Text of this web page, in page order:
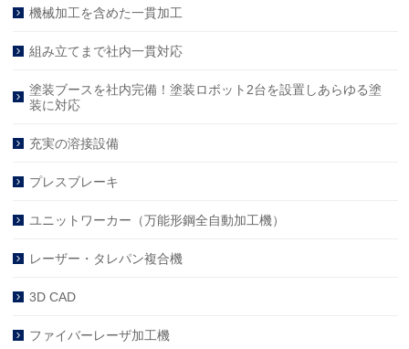
機械加工を含めた一貫加工
組み立てまで社内一貫対応
塗装ブースを社内完備！塗装ロボット2台を設置しあらゆる塗
装に対応
充実の溶接設備
プレスブレーキ
ユニットワーカー（万能形鋼全自動加工機）
レーザー・タレパン複合機
3D CAD
ファイバーレーザ加工機